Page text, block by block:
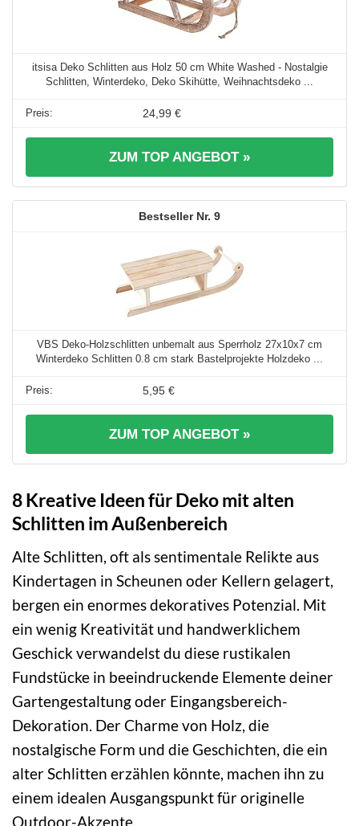
itsisa Deko Schlitten aus Holz 50 cm White Washed - Nostalgie
Schlitten, Winterdeko, Deko Skihütte, Weihnachtsdeko ...
24,99 €
ZUM TOP ANGEBOT »
9
VBS Deko-Holzschlitten unbemalt aus Sperrholz 27x10x7 cm
Winterdeko Schlitten 0.8 cm stark Bastelprojekte Holzdeko ...
5,95 €
ZUM TOP ANGEBOT »
8 Kreative Ideen für Deko mit alten
Schlitten im Außenbereich
Alte Schlitten, oft als sentimentale Relikte aus
Kindertagen in Scheunen oder Kellern gelagert,
bergen ein enormes dekoratives Potenzial. Mit
ein wenig Kreativität und handwerklichem
Geschick verwandelst du diese rustikalen
Fundstücke in beeindruckende Elemente deiner
Gartengestaltung oder Eingangsbereich-
Dekoration. Der Charme von Holz, die
nostalgische Form und die Geschichten, die ein
alter Schlitten erzählen könnte, machen ihn zu
einem idealen Ausgangspunkt für originelle
Outdoor-Akzente.